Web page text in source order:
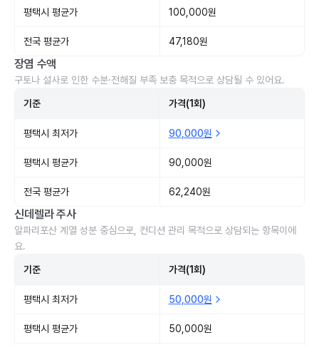
평택시 평균가 100,000원
전국 평균가 47,180원
장염 수액
구토나 설사로 인한 수분·전해질 부족 보충 목적으로 상담될 수 있어요.
기준 가격(1회)
평택시 최저가 90,000원
평택시 평균가 90,000원
전국 평균가 62,240원
신데렐라 주사
알파리포산 계열 성분 중심으로, 컨디션 관리 목적으로 상담되는 항목이에
요.
기준 가격(1회)
평택시 최저가 50,000원
평택시 평균가 50,000원